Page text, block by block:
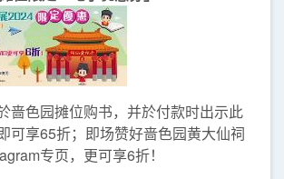
啬色园摊位购书，并於付款时出示此
可享65折；即场赞好啬色园黄大仙祠
专页，更可享6折！